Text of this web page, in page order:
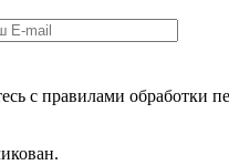
с правилами обработки